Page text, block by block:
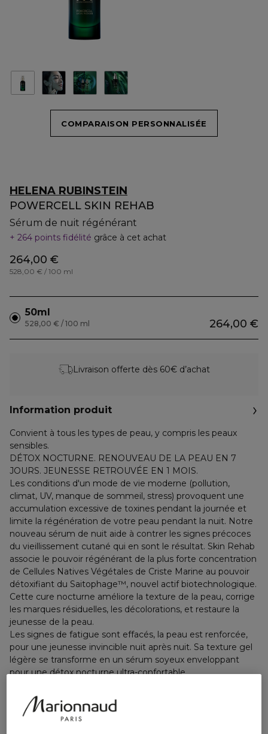
COMPARAISON PERSONNALISÉE
HELENA RUBINSTEIN
POWERCELL SKIN REHAB
Sérum de nuit régénérant
264 points fidélité grâce à cet achat
264,00 €
528,00 € / 100 ml
50ml
264,00 €
528,00 € / 100 ml
Livraison offerte dès 60€ d’achat
Information produit
Convient à tous les types de peau, y compris les peaux
sensibles.
DÉTOX NOCTURNE. RENOUVEAU DE LA PEAU EN 7
JOURS. JEUNESSE RETROUVÉE EN 1 MOIS.
Les conditions d'un mode de vie moderne (pollution,
climat, UV, manque de sommeil, stress) provoquent une
accumulation excessive de toxines pendant la journée et
limite la régénération de votre peau pendant la nuit. Notre
nouveau sérum de nuit aide à contrer les signes précoces
du vieillissement cutané qui en sont le résultat. Skin Rehab
associe le pouvoir régénérant de la plus forte concentration
de Cellules Natives Végétales de Criste Marine au pouvoir
détoxifiant du Saitophage™, nouvel actif biotechnologique.
Cette cure nocturne améliore la texture de la peau, corrige
les marques résiduelles, les décolorations, et restaure la
jeunesse de la peau.
Les signes de fatigue sont effacés, la peau est renforcée,
pour une jeunesse invincible nuit après nuit. Sa texture gel
légère se transforme en un sérum soyeux enveloppant
pour une détox nocturne ultra-confortable.
Ingrédients